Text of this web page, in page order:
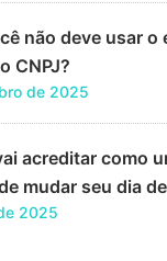
não deve usar o
CNPJ?
de 2025
acreditar como
mudar seu dia
2025